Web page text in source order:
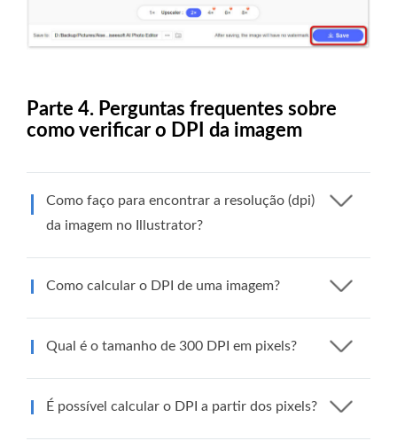
Parte 4. Perguntas frequentes sobre
como verificar o DPI da imagem
Como faço para encontrar a resolução (dpi)
da imagem no Illustrator?
Como calcular o DPI de uma imagem?
Qual é o tamanho de 300 DPI em pixels?
É possível calcular o DPI a partir dos pixels?